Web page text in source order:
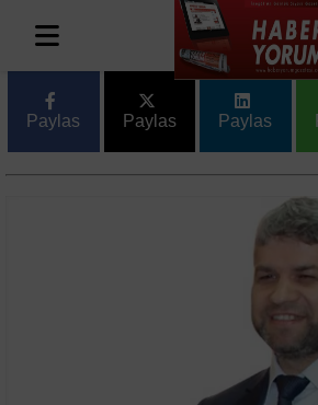
Paylas Paylas Paylas